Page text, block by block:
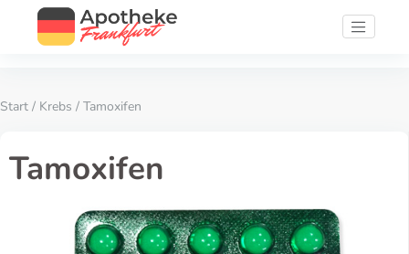
Start / Krebs / Tamoxifen
Tamoxifen